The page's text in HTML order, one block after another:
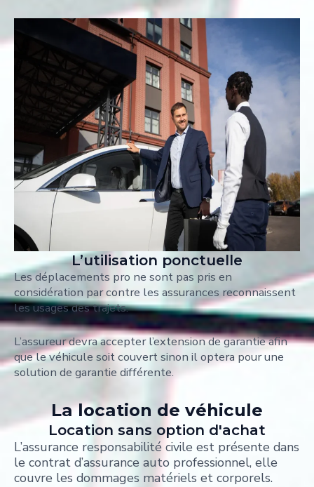
L’utilisation ponctuelle
Les déplacements pro ne sont pas pris en
considération par contre les assurances reconnaissent
les usages des trajets.
L’assureur devra accepter l’extension de garantie afin
que le véhicule soit couvert sinon il optera pour une
solution de garantie différente.
La location de véhicule
Location sans option d'achat
L’assurance responsabilité civile est présente dans
le contrat d’assurance auto professionnel, elle
couvre les dommages matériels et corporels.